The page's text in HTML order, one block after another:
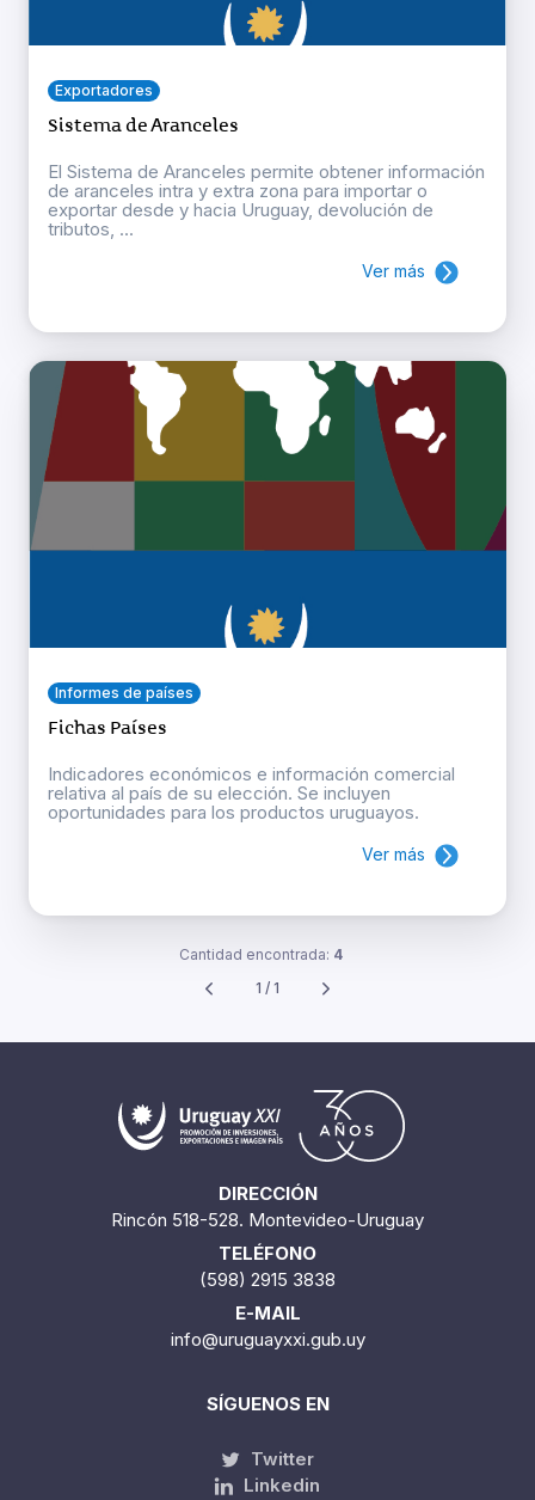
Exportadores
Sistema de Aranceles
El Sistema de Aranceles permite obtener información
de aranceles intra y extra zona para importar o
exportar desde y hacia Uruguay, devolución de
tributos, ...
Ver más
Informes de países
Fichas Países
Indicadores económicos e información comercial
relativa al país de su elección. Se incluyen
oportunidades para los productos uruguayos.
Ver más
Cantidad encontrada: 4
1 / 1
DIRECCIÓN
Rincón 518-528. Montevideo-Uruguay
TELÉFONO
(598) 2915 3838
E-MAIL
info@uruguayxxi.gub.uy
SÍGUENOS EN
Twitter
Linkedin